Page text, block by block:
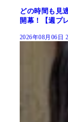
どの時間も見
開幕！【週プ
2026年08月06日